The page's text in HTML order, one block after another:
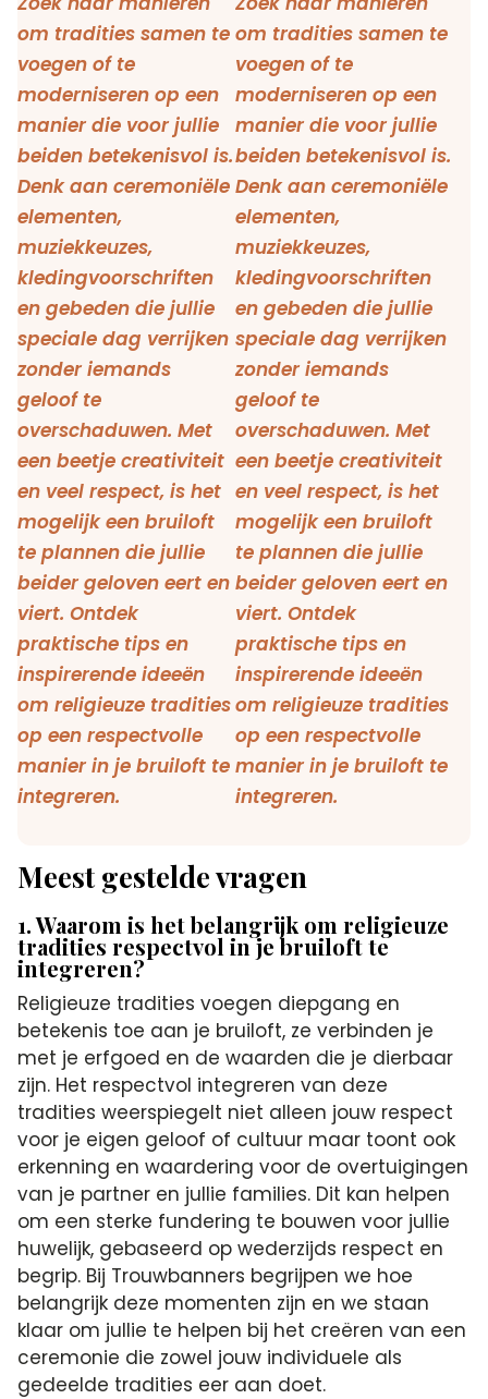
Meest gestelde vragen
1. Waarom is het belangrijk om religieuze
tradities respectvol in je bruiloft te
integreren?
Religieuze tradities voegen diepgang en
betekenis toe aan je bruiloft, ze verbinden je
met je erfgoed en de waarden die je dierbaar
zijn. Het respectvol integreren van deze
tradities weerspiegelt niet alleen jouw respect
voor je eigen geloof of cultuur maar toont ook
erkenning en waardering voor de overtuigingen
van je partner en jullie families. Dit kan helpen
om een sterke fundering te bouwen voor jullie
huwelijk, gebaseerd op wederzijds respect en
begrip. Bij Trouwbanners begrijpen we hoe
belangrijk deze momenten zijn en we staan
klaar om jullie te helpen bij het creëren van een
ceremonie die zowel jouw individuele als
gedeelde tradities eer aan doet.